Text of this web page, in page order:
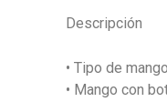
Descripción
• Tipo de
• Mango con